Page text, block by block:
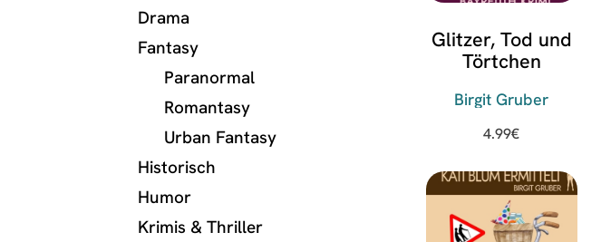
Glitzer, Tod und
Törtchen
Birgit Gruber
4.99€
Drama
Fantasy
Paranormal
Romantasy
Urban Fantasy
Historisch
Humor
Krimis & Thriller